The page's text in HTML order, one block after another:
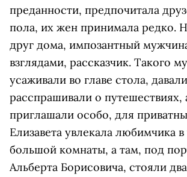
преданности, предпочитала
пола, их жен принимала редко.
друг дома, импозантный
взглядами, рассказчик. Такого
усаживали во главе стола,
расспрашивали о путешествиях,
приглашали особо, для
Елизавета увлекала любимчика в
большой комнаты, а там, под
Альберта Борисовича, стояли